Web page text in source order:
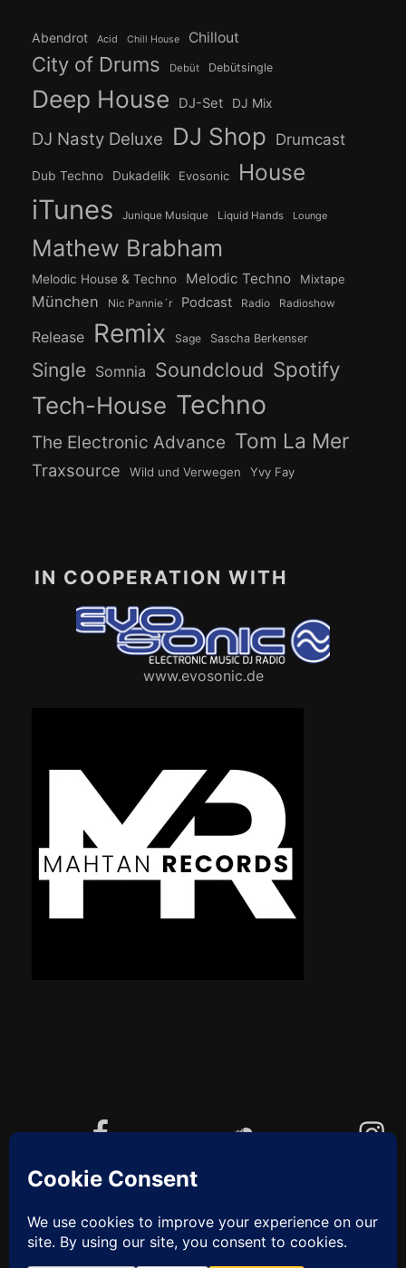
Abendrot Acid Chill House Chillout
City of Drums Debüt Debütsingle
Deep House DJ-Set DJ Mix
DJ Nasty Deluxe DJ Shop Drumcast
Dub Techno Dukadelik Evosonic House
iTunes Junique Musique Liquid Hands Lounge
Mathew Brabham
Melodic House & Techno Melodic Techno Mixtape
München Nic Pannie´r Podcast Radio Radioshow
Release Remix Sage Sascha Berkenser
Single Somnia Soundcloud Spotify
Tech-House Techno
The Electronic Advance Tom La Mer
Traxsource Wild und Verwegen Yvy Fay
IN COOPERATION WITH
www.evosonic.de
YouTube
Cookie-Richtlinie (EU)
ZUM
ANFANG